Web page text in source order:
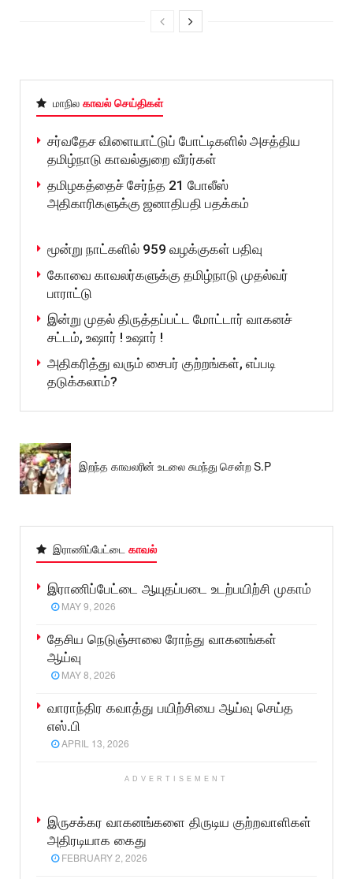
மாநில காவல் செய்திகள்
சர்வதேச விளையாட்டுப் போட்டிகளில் அசத்திய
தமிழ்நாடு காவல்துறை வீரர்கள்
தமிழகத்தைச் சேர்ந்த 21 போலீஸ்
அதிகாரிகளுக்கு ஜனாதிபதி பதக்கம்
மூன்று நாட்களில் 959 வழக்குகள் பதிவு
கோவை காவலர்களுக்கு தமிழ்நாடு முதல்வர்
பாராட்டு
இன்று முதல் திருத்தப்பட்ட மோட்டார் வாகனச்
சட்டம், உஷார் ! உஷார் !
அதிகரித்து வரும் சைபர் குற்றங்கள், எப்படி
தடுக்கலாம்?
ராமநாதபுரம் காவல்துறையின் ஆழ்ந்த இரங்கல்
இராணிப்பேட்டை காவல்
இராணிப்பேட்டை ஆயுதப்படை உடற்பயிற்சி முகாம்
MAY 9, 2026
தேசிய நெடுஞ்சாலை ரோந்து வாகனங்கள்
ஆய்வு
MAY 8, 2026
வாராந்திர கவாத்து பயிற்சியை ஆய்வு செய்த
எஸ்.பி
APRIL 13, 2026
ADVERTISEMENT
இருசக்கர வாகனங்களை திருடிய குற்றவாளிகள்
அதிரடியாக கைது
FEBRUARY 2, 2026